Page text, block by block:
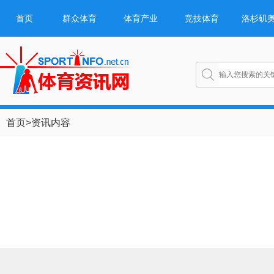
首页 群众体育 体育产业 竞技体育 洛杉矶
首页>资讯内容